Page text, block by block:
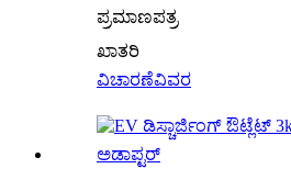
ಪ್ರಮಾಣಪತ್ರ
ಖಾತರಿ
ವಿಚಾರಣೆವಿವರ